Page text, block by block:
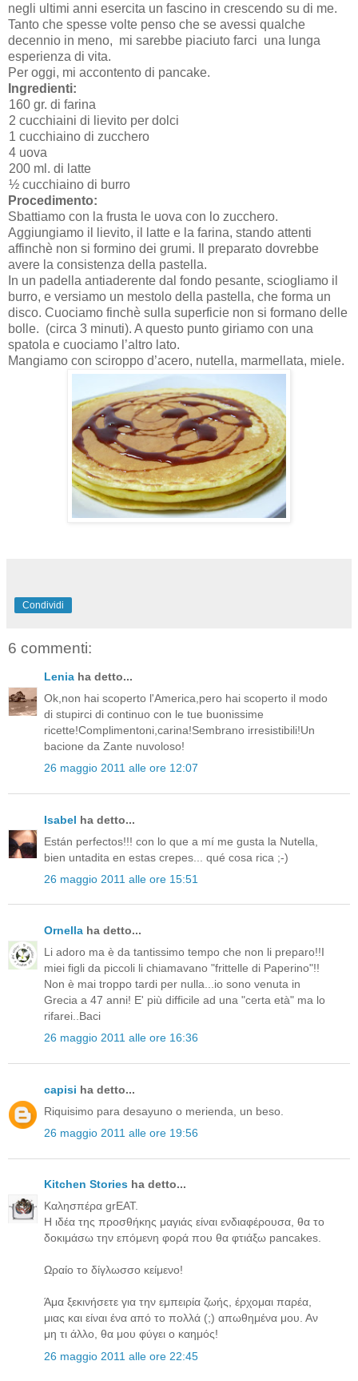
negli ultimi anni esercita un fascino in crescendo su di me.
Tanto che spesse volte penso che se avessi qualche
decennio in meno, mi sarebbe piaciuto farci una lunga
esperienza di vita.
Per oggi, mi accontento di pancake.
Ingredienti:
160 gr. di farina
2 cucchiaini di lievito per dolci
1 cucchiaino di zucchero
4 uova
200 ml. di latte
½ cucchiaino di burro
Procedimento:
Sbattiamo con la frusta le uova con lo zucchero.
Aggiungiamo il lievito, il latte e la farina, stando attenti
affinchè non si formino dei grumi. Il preparato dovrebbe
avere la consistenza della pastella.
In un padella antiaderente dal fondo pesante, sciogliamo il
burro, e versiamo un mestolo della pastella, che forma un
disco. Cuociamo finchè sulla superficie non si formano delle
bolle. (circa 3 minuti). A questo punto giriamo con una
spatola e cuociamo l’altro lato.
Mangiamo con sciroppo d’acero, nutella, marmellata, miele.
Condividi
6 commenti:
Lenia ha detto...
Ok,non hai scoperto l'America,pero hai scoperto il modo
di stupirci di continuo con le tue buonissime
ricette!Complimentoni,carina!Sembrano irresistibili!Un
bacione da Zante nuvoloso!
26 maggio 2011 alle ore 12:07
Isabel ha detto...
Están perfectos!!! con lo que a mí me gusta la Nutella,
bien untadita en estas crepes... qué cosa rica ;-)
26 maggio 2011 alle ore 15:51
Ornella ha detto...
Li adoro ma è da tantissimo tempo che non li preparo!!I
miei figli da piccoli li chiamavano "frittelle di Paperino"!!
Non è mai troppo tardi per nulla...io sono venuta in
Grecia a 47 anni! E' più difficile ad una "certa età" ma lo
rifarei..Baci
26 maggio 2011 alle ore 16:36
capisi ha detto...
Riquisimo para desayuno o merienda, un beso.
26 maggio 2011 alle ore 19:56
Kitchen Stories ha detto...
Καλησπέρα grEAT.
Η ιδέα της προσθήκης μαγιάς είναι ενδιαφέρουσα, θα το
δοκιμάσω την επόμενη φορά που θα φτιάξω pancakes.
Ωραίο το δίγλωσσο κείμενο!
Άμα ξεκινήσετε για την εμπειρία ζωής, έρχομαι παρέα,
μιας και είναι ένα από το πολλά (;) απωθημένα μου. Αν
μη τι άλλο, θα μου φύγει ο καημός!
26 maggio 2011 alle ore 22:45